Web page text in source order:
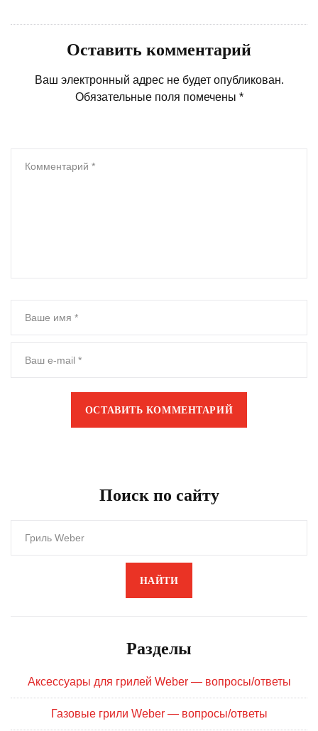
Оставить комментарий
Ваш электронный адрес не будет опубликован.
Обязательные поля помечены *
ОСТАВИТЬ КОММЕНТАРИЙ
Поиск по сайту
НАЙТИ
Разделы
Аксессуары для грилей Weber — вопросы/ответы
Газовые грили Weber — вопросы/ответы